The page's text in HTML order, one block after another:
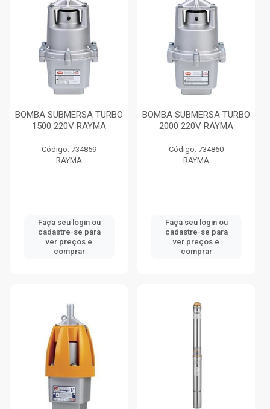
BOMBA SUBMERSA TURBO
1500 220V RAYMA
Código: 734859
RAYMA
Faça seu login ou
cadastre-se para
ver preços e
comprar
BOMBA SUBMERSA TURBO
2000 220V RAYMA
Código: 734860
RAYMA
Faça seu login ou
cadastre-se para
ver preços e
comprar